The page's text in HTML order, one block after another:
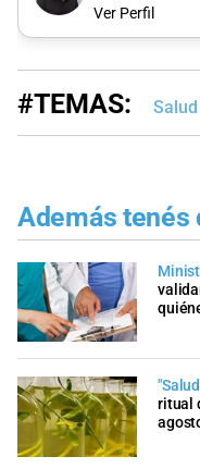
Ver Perfil
#TEMAS: Salud
Además tenés
ritual